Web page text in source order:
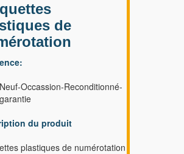
de
Neuf-Occassion-Reconditionné-
du produit
plastiques de numérotation